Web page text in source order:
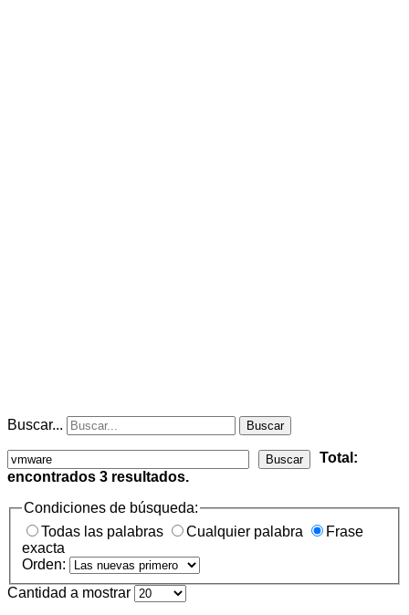
Buscar... Buscar
Buscar
Total:
encontrados 3 resultados.
Condiciones de búsqueda:
Todas las palabras
Cualquier palabra
Frase
exacta
Orden:
Cantidad a mostrar